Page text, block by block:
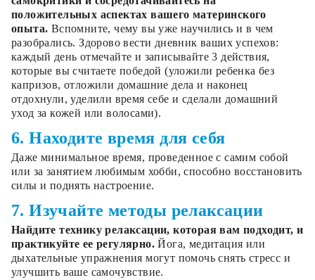
положительных аспектах вашего материнского
опыта. Вспомните, чему вы уже научились и в чем
разобрались. Здорово вести дневник ваших успехов:
каждый день отмечайте и записывайте 3 действия,
которые вы считаете победой (уложили ребенка без
капризов, отложили домашние дела и наконец
отдохнули, уделили время себе и сделали домашний
уход за кожей или волосами).
6. Находите время для себя
Даже минимальное время, проведенное с самим собой
или за занятием любимым хобби, способно восстановить
силы и поднять настроение.
7. Изучайте методы релаксации
Найдите технику релаксации, которая вам подходит, и
практикуйте ее регулярно. Йога, медитация или
дыхательные упражнения могут помочь снять стресс и
улучшить ваше самочувствие.